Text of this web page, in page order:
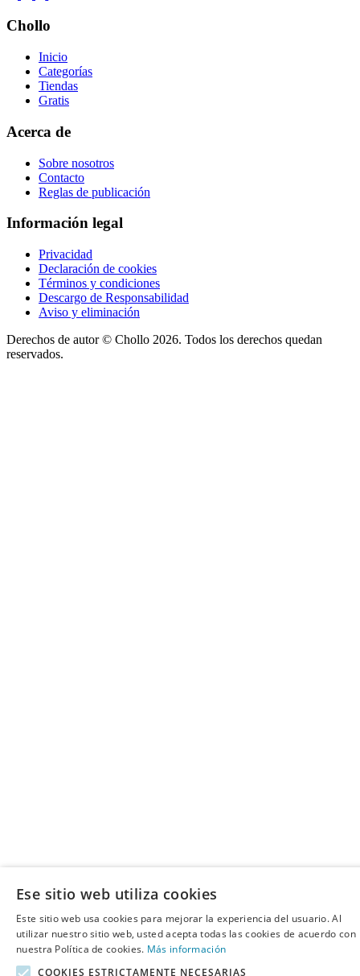
Chollo
Inicio
Categorías
Tiendas
Gratis
Acerca de
Sobre nosotros
Contacto
Reglas de publicación
Información legal
Privacidad
Declaración de cookies
Términos y condiciones
Descargo de Responsabilidad
Aviso y eliminación
Derechos de autor © Chollo 2026. Todos los derechos quedan
reservados.
Ese sitio web utiliza cookies
Este sitio web usa cookies para mejorar la experiencia del usuario. Al
utilizar nuestro sitio web, usted acepta todas las cookies de acuerdo con
nuestra Política de cookies. Más información
COOKIES ESTRICTAMENTE NECESARIAS